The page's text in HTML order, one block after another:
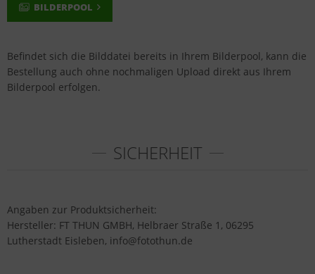
BILDERPOOL
Befindet sich die Bilddatei bereits in Ihrem Bilderpool, kann die
Bestellung auch ohne nochmaligen Upload direkt aus Ihrem
Bilderpool erfolgen.
SICHERHEIT
Angaben zur Produktsicherheit:
Hersteller: FT THUN GMBH, Helbraer Straße 1, 06295
Lutherstadt Eisleben, info@fotothun.de